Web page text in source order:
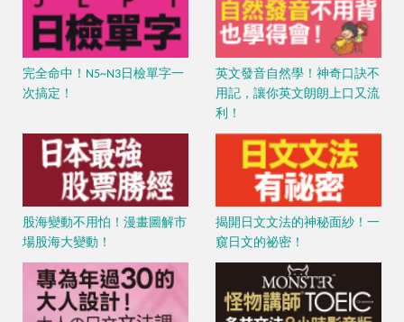
完全命中！N5~N3日檢單字一
次搞定！
英文發音自然學！神奇口訣不
用記，讓你英文朗朗上口又流
利！
股海變動不用怕！漫畫圖解市
場股海大變動！
揭開日文文法的神秘面紗！一
窺日文的祕密！